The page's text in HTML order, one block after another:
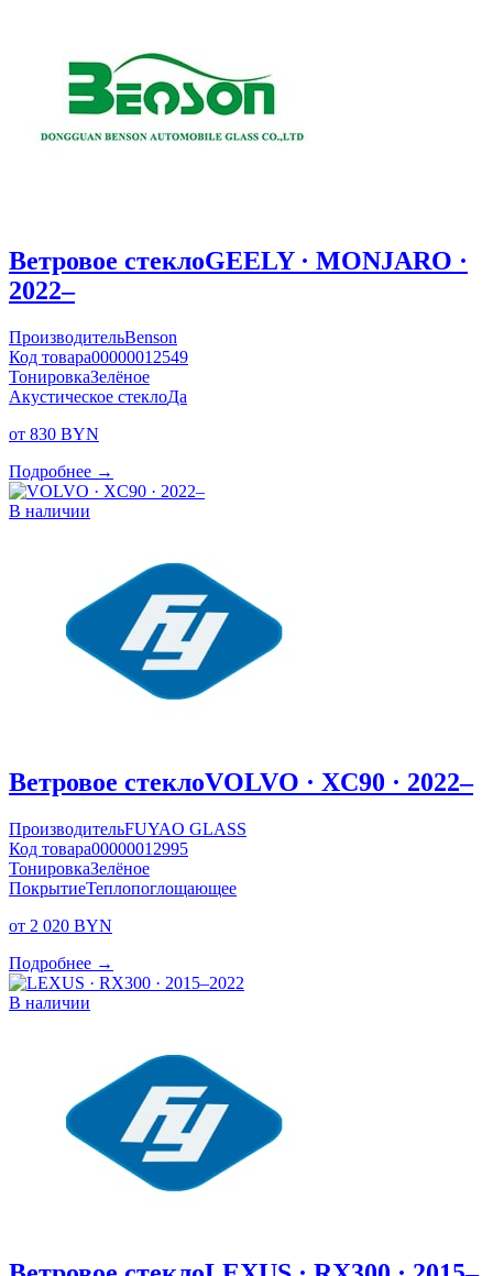
Ветровое стеклоGEELY · MONJARO ·
2022–
ПроизводительBenson
Код товара00000012549
ТонировкаЗелёное
Акустическое стеклоДа
от 830 BYN
Подробнее →
В наличии
Ветровое стеклоVOLVO · XC90 · 2022–
ПроизводительFUYAO GLASS
Код товара00000012995
ТонировкаЗелёное
ПокрытиеТеплопоглощающее
от 2 020 BYN
Подробнее →
В наличии